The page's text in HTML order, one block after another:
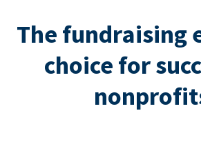
The fundraising
choice for